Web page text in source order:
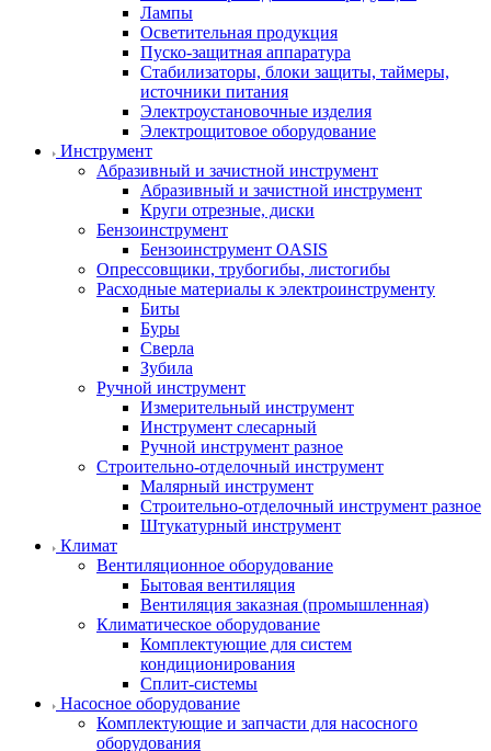
Лампы
Осветительная продукция
Пуско-защитная аппаратура
Стабилизаторы, блоки защиты, таймеры,
источники питания
Электроустановочные изделия
Электрощитовое оборудование
Инструмент
Абразивный и зачистной инструмент
Абразивный и зачистной инструмент
Круги отрезные, диски
Бензоинструмент
Бензоинструмент OASIS
Опрессовщики, трубогибы, листогибы
Расходные материалы к электроинструменту
Биты
Буры
Сверла
Зубила
Ручной инструмент
Измерительный инструмент
Инструмент слесарный
Ручной инструмент разное
Строительно-отделочный инструмент
Малярный инструмент
Строительно-отделочный инструмент разное
Штукатурный инструмент
Климат
Вентиляционное оборудование
Бытовая вентиляция
Вентиляция заказная (промышленная)
Климатическое оборудование
Комплектующие для систем
кондиционирования
Сплит-системы
Насосное оборудование
Комплектующие и запчасти для насосного
оборудования